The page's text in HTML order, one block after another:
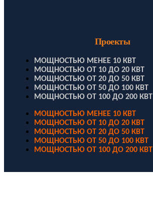
Проекты
МОЩНОСТЬЮ МЕНЕЕ 10 КВТ
МОЩНОСТЬЮ ОТ 10 ДО 20 КВТ
МОЩНОСТЬЮ ОТ 20 ДО 50 КВТ
МОЩНОСТЬЮ ОТ 50 ДО 100 КВТ
МОЩНОСТЬЮ ОТ 100 ДО 200 КВТ
МОЩНОСТЬЮ МЕНЕЕ 10 КВТ
МОЩНОСТЬЮ ОТ 10 ДО 20 КВТ
МОЩНОСТЬЮ ОТ 20 ДО 50 КВТ
МОЩНОСТЬЮ ОТ 50 ДО 100 КВТ
МОЩНОСТЬЮ ОТ 100 ДО 200 КВТ